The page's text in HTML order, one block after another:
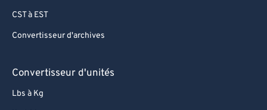
CST à EST
Convertisseur d'archives
Convertisseur d'unités
Lbs à Kg